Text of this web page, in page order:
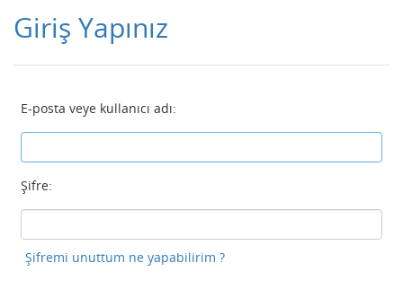
Giriş Yapınız
E-posta veye kullanıcı adı:
Şifre:
Şifremi unuttum ne yapabilirim ?